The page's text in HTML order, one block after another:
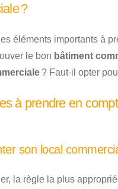
?
éléments importants à
le bon bâtiment
? Faut-il opter
à prendre en
son local
la règle la plus